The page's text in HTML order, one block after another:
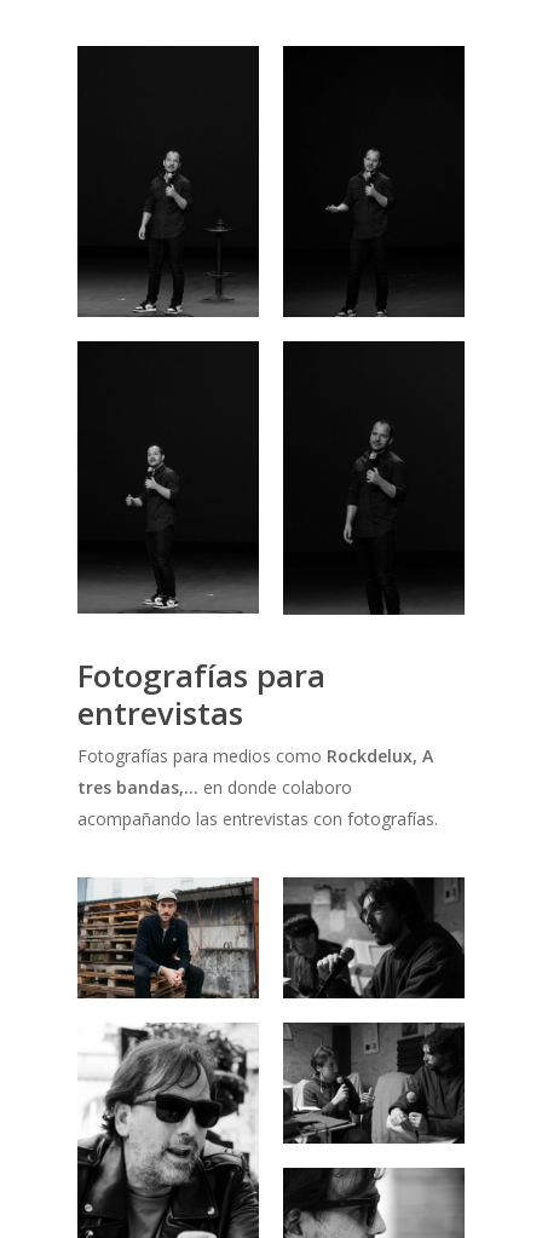
Fotografías para
entrevistas
Fotografías para medios como Rockdelux, A
tres bandas,… en donde colaboro
acompañando las entrevistas con fotografías.